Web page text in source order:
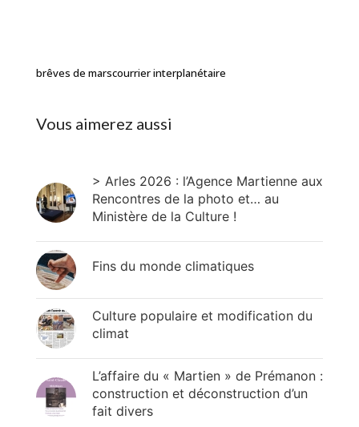
brêves de marscourrier interplanétaire
Vous aimerez aussi
> Arles 2026 : l’Agence Martienne aux
Rencontres de la photo et… au
Ministère de la Culture !
Fins du monde climatiques
Culture populaire et modification du
climat
L’affaire du « Martien » de Prémanon :
construction et déconstruction d’un
fait divers